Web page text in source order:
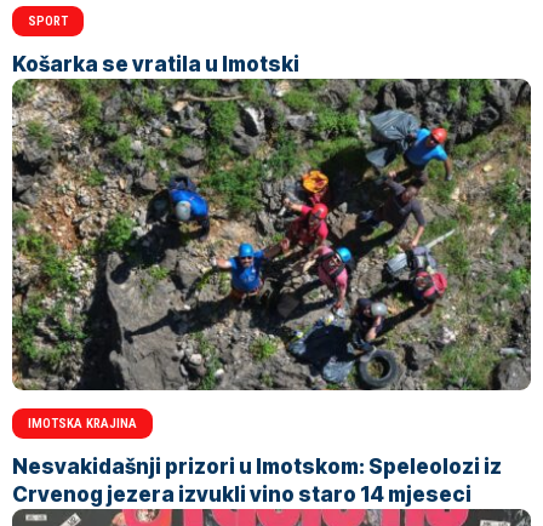
SPORT
Košarka se vratila u Imotski
IMOTSKA KRAJINA
Nesvakidašnji prizori u Imotskom: Speleolozi iz
Crvenog jezera izvukli vino staro 14 mjeseci